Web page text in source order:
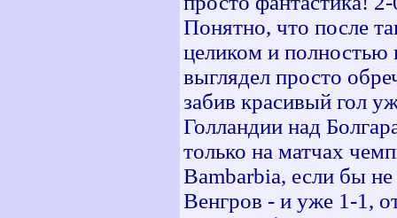
Понятно, что после
целиком и полностью
выглядел просто
забив красивый гол
Голландии над
только на матчах
Bambarbia, если бы
Венгров - и уже 1-1,